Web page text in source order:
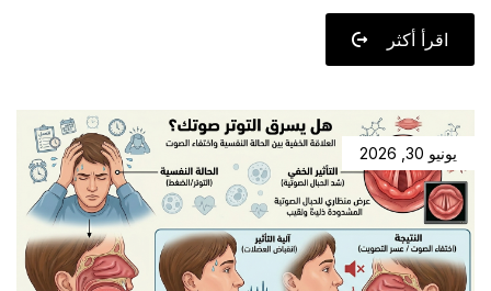
اقرأ أكثر
يونيو 30, 2026